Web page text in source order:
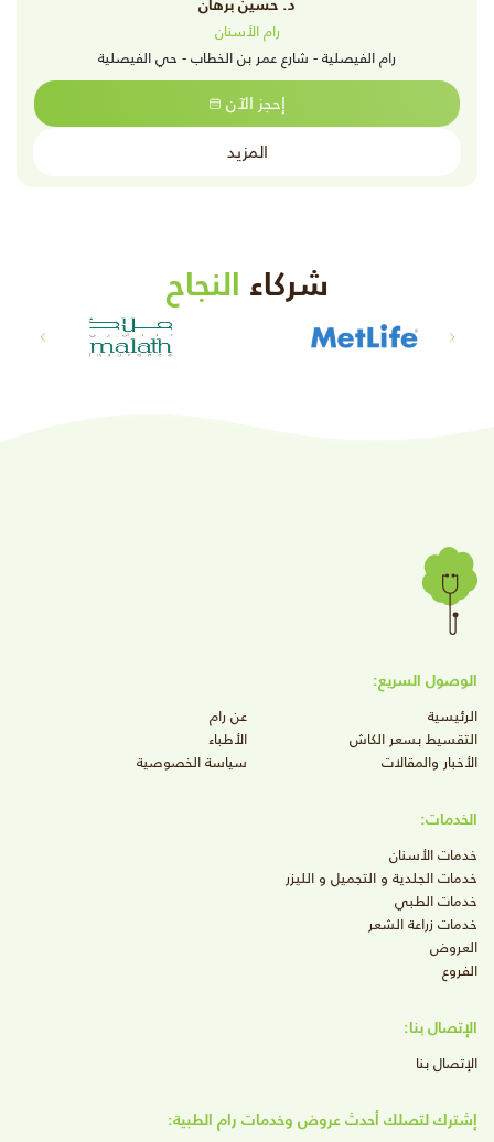
رام الأسنان
رام الفيصلية - شارع عمر بن الخطاب - حي الفيصلية
إحجز الآن
المزيد
شركاء النجاح
الوصول السريع:
الرئيسية
عن رام
التقسيط بسعر الكاش
الأطباء
الأخبار والمقالات
سياسة الخصوصية
الخدمات:
خدمات الأسنان
خدمات الجلدية و التجميل و الليزر
خدمات الطبي
خدمات زراعة الشعر
العروض
الفروع
الإتصال بنا:
الإتصال بنا
إشترك لتصلك أحدث عروض وخدمات رام الطبية: